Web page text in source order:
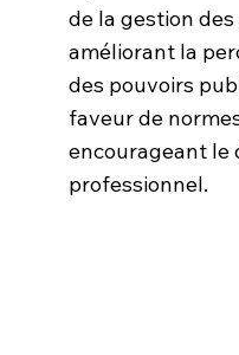
de la gestion
améliorant la
des pouvoirs
faveur de
encourageant le
professionnel.